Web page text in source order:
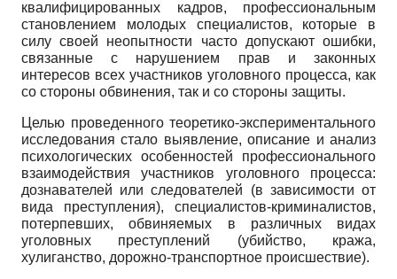
квалифицированных кадров, профессиональным
становлением молодых специалистов, которые в
силу своей неопытности часто допускают ошибки,
связанные с нарушением прав и законных
интересов всех участников уголовного процесса, как
со стороны обвинения, так и со стороны защиты.
Целью проведенного теоретико-экспериментального
исследования стало выявление, описание и анализ
психологических особенностей профессионального
взаимодействия участников уголовного процесса:
дознавателей или следователей (в зависимости от
вида преступления), специалистов-криминалистов,
потерпевших, обвиняемых в различных видах
уголовных преступлений (убийство, кража,
хулиганство, дорожно-транспортное происшествие).